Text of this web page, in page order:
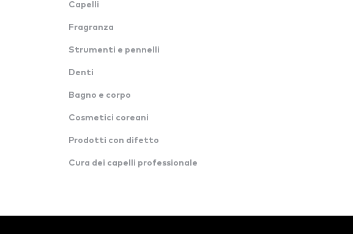
Capelli
Fragranza
Strumenti e pennelli
Denti
Bagno e corpo
Cosmetici coreani
Prodotti con difetto
Cura dei capelli professionale